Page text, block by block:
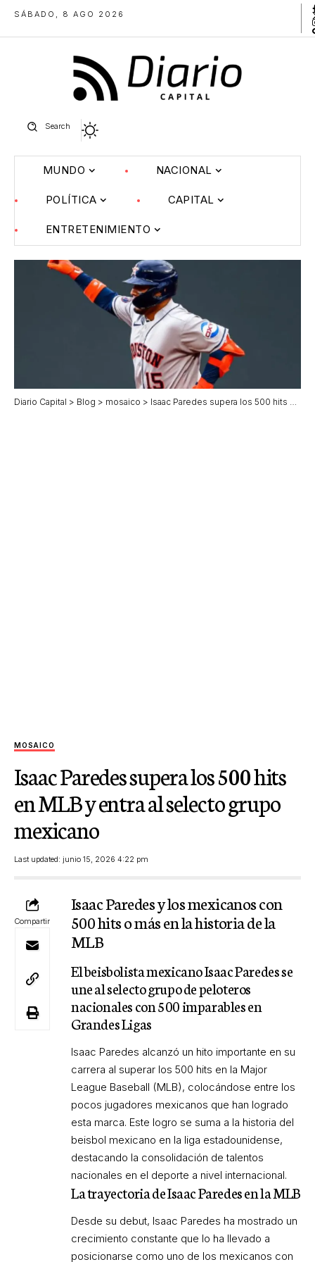
SÁBADO, 8 AGO 2026
Search
MUNDO NACIONAL
POLÍTICA CAPITAL
ENTRETENIMIENTO
Diario Capital > Blog > mosaico > Isaac Paredes supera los 500 hits en MLB y entra al selecto grupo mexicano
MOSAICO
Isaac Paredes supera los 500 hits
en MLB y entra al selecto grupo
mexicano
Last updated: junio 15, 2026 4:22 pm
Compartir
Isaac Paredes y los mexicanos con
500 hits o más en la historia de la
MLB
El beisbolista mexicano Isaac Paredes se
une al selecto grupo de peloteros
nacionales con 500 imparables en
Grandes Ligas
Isaac Paredes alcanzó un hito importante en su
carrera al superar los 500 hits en la Major
League Baseball (MLB), colocándose entre los
pocos jugadores mexicanos que han logrado
esta marca. Este logro se suma a la historia del
beisbol mexicano en la liga estadounidense,
destacando la consolidación de talentos
nacionales en el deporte a nivel internacional.
La trayectoria de Isaac Paredes en la MLB
Desde su debut, Isaac Paredes ha mostrado un
crecimiento constante que lo ha llevado a
posicionarse como uno de los mexicanos con